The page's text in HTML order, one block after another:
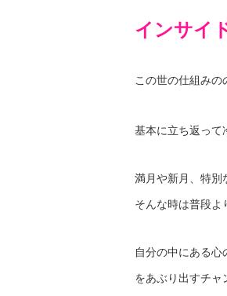
インサイ
この世の仕組みの
基本に立ち返って
満月や新月、特別
そんな時は普段よ
自分の中にある
をあぶり出すチャ